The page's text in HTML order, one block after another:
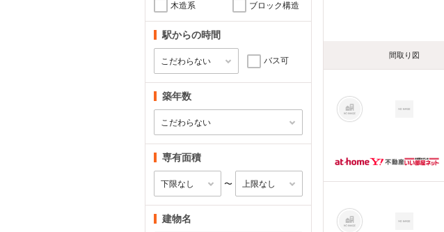
木造系 ブロック構造
駅からの時間
バス可
築年数
専有面積
〜
建物名
間取り図